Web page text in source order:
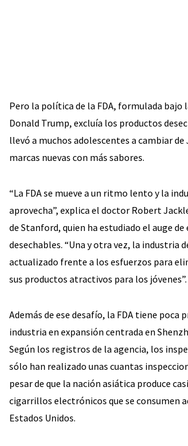
Pero la política de la FDA, formulada bajo
Donald Trump, excluía los productos
llevó a muchos adolescentes a cambiar de
marcas nuevas con más sabores.
“La FDA se mueve a un ritmo lento y la
aprovecha”, explica el doctor Robert
de Stanford, quien ha estudiado el auge
desechables. “Una y otra vez, la industria
actualizado frente a los esfuerzos para
sus productos atractivos para los jóvenes”.
Además de ese desafío, la FDA tiene poca
industria en expansión centrada en
Según los registros de la agencia, los
sólo han realizado unas cuantas
pesar de que la nación asiática produce
cigarrillos electrónicos que se consumen
Estados Unidos.